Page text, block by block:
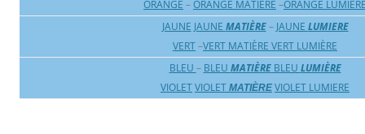
ORANGE –ORANGE MATIÈRE –ORANGE
JAUNE JAUNE MATIÈRE– JAUNE LUMIERE
VERT–VERT MATIÈRE VERT LUMIÈRE
BLEU – BLEU MATIÈRE BLEU LUMIÈRE
VIOLETVIOLET MATIÈRE VIOLET LUMIERE